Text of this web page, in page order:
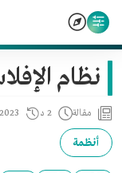
نظام
مقالة 2 د
أنظمة